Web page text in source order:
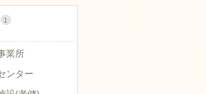
1
業所
ンター